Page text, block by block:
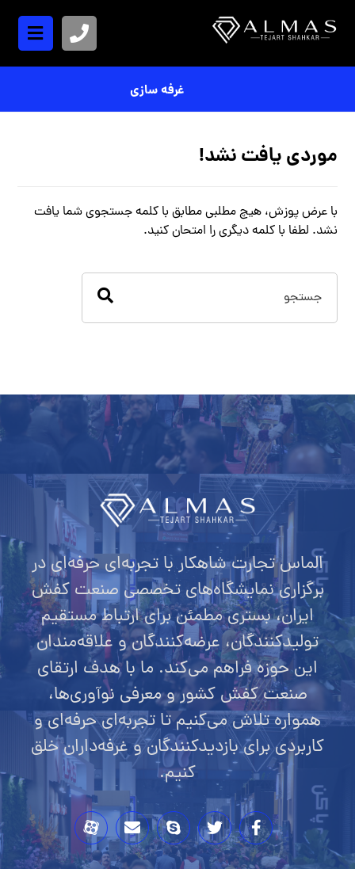
غرفه سازی
موردی یافت نشد!
با عرض پوزش، هیچ مطلبی مطابق با کلمه جستجوی شما یافت
نشد. لطفا با کلمه دیگری را امتحان کنید.
الماس تجارت شاهکار با تجربه‌ای حرفه‌ای در
برگزاری نمایشگاه‌های تخصصی صنعت کفش
ایران، بستری مطمئن برای ارتباط مستقیم
تولیدکنندگان، عرضه‌کنندگان و علاقه‌مندان
این حوزه فراهم می‌کند. ما با هدف ارتقای
صنعت کفش کشور و معرفی نوآوری‌ها،
همواره تلاش می‌کنیم تا تجربه‌ای حرفه‌ای و
کاربردی برای بازدیدکنندگان و غرفه‌داران خلق
کنیم.